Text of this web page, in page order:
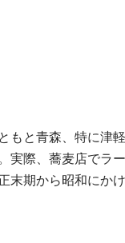
もと青森、特に津
際、蕎麦店でラ
期から昭和にか